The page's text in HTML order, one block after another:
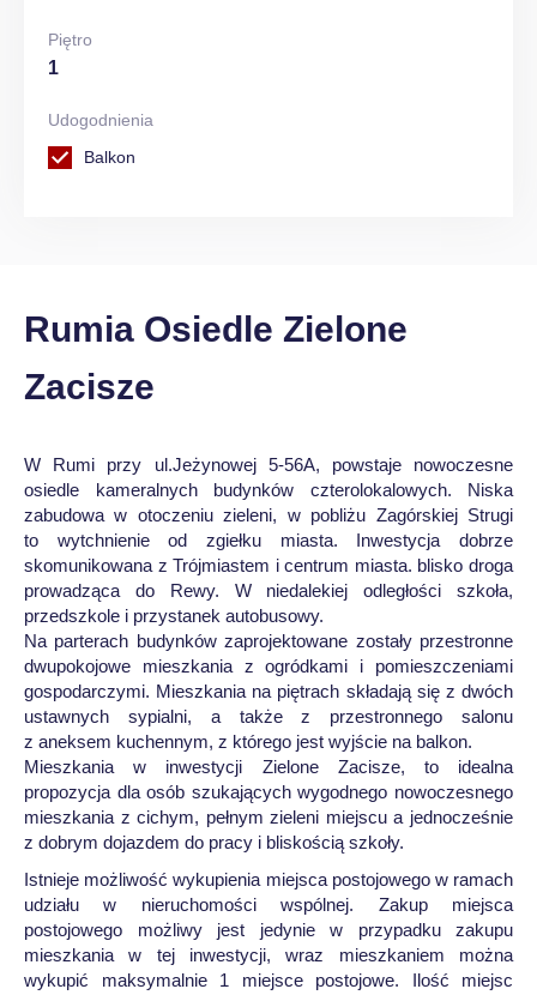
Piętro
1
Udogodnienia
Balkon
Rumia Osiedle Zielone
Zacisze
W Rumi przy ul.Jeżynowej 5-56A, powstaje nowoczesne
osiedle kameralnych budynków czterolokalowych. Niska
zabudowa w otoczeniu zieleni, w pobliżu Zagórskiej Strugi
to wytchnienie od zgiełku miasta. Inwestycja dobrze
skomunikowana z Trójmiastem i centrum miasta. blisko droga
prowadząca do Rewy. W niedalekiej odległości szkoła,
przedszkole i przystanek autobusowy.
Na parterach budynków zaprojektowane zostały przestronne
dwupokojowe mieszkania z ogródkami i pomieszczeniami
gospodarczymi. Mieszkania na piętrach składają się z dwóch
ustawnych sypialni, a także z przestronnego salonu
z aneksem kuchennym, z którego jest wyjście na balkon.
Mieszkania w inwestycji Zielone Zacisze, to idealna
propozycja dla osób szukających wygodnego nowoczesnego
mieszkania z cichym, pełnym zieleni miejscu a jednocześnie
z dobrym dojazdem do pracy i bliskością szkoły.
Istnieje możliwość wykupienia miejsca postojowego w ramach
udziału w nieruchomości wspólnej. Zakup miejsca
postojowego możliwy jest jedynie w przypadku zakupu
mieszkania w tej inwestycji, wraz mieszkaniem można
wykupić maksymalnie 1 miejsce postojowe. Ilość miejsc